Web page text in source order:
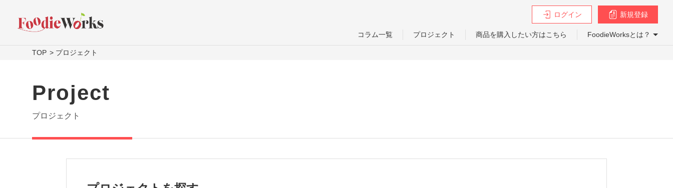
ログイン 新規登録
コラム一覧 プロジェクト 商品を購入したい方はこちら FoodieWorksとは？
TOP プロジェクト
Project
プロジェクト